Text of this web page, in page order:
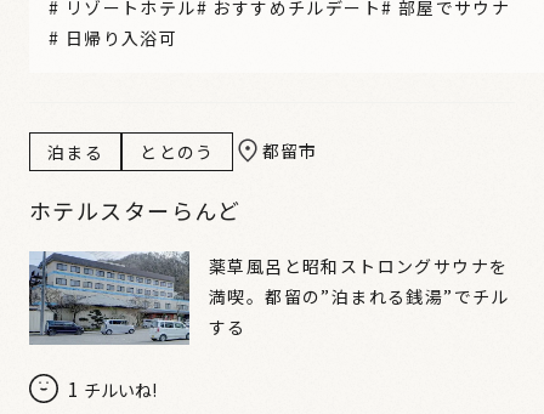
# リゾートホテル# おすすめチルデート# 部屋でサウナ
# 日帰り入浴可
泊まる ととのう 都留市
ホテルスターらんど
1 チルいね!
薬草風呂と昭和ストロングサウナを
満喫。都留の”泊まれる銭湯”でチル
する